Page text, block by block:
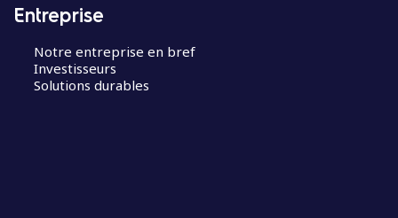
Entreprise
Notre entreprise en bref
Investisseurs
Solutions durables